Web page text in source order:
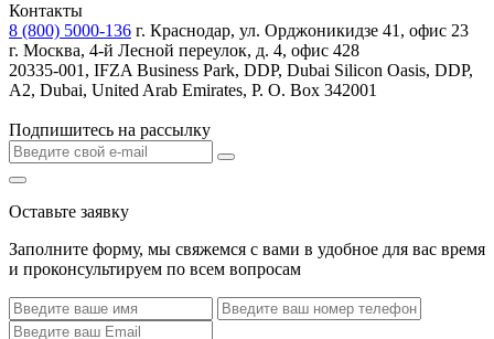
Контакты
8 (800) 5000-136 г. Краснодар, ул. Орджоникидзе 41, офис 23
г. Москва, 4-й Лесной переулок, д. 4, офис 428
20335-001, IFZA Business Park, DDP, Dubai Silicon Oasis, DDP,
A2, Dubai, United Arab Emirates, P. O. Box 342001
Подпишитесь на рассылку
Оставьте заявку
Заполните форму, мы свяжемся с вами в удобное для вас время
и проконсультируем по всем вопросам